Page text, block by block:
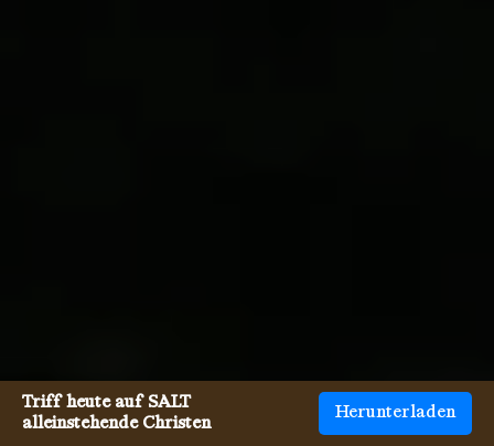
Triff heute auf SALT
alleinstehende Christen
Herunterladen